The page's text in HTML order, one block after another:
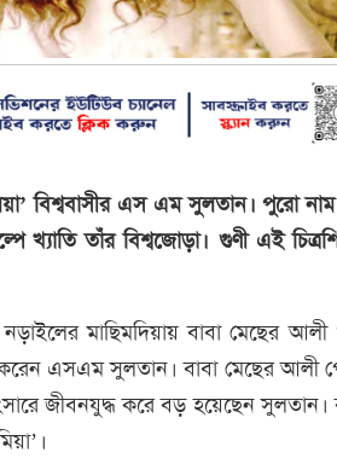
বিশ্ববাসীর এস এম সুলতান। পুরো
খ্যাতি তাঁর বিশ্বজোড়া। গুণী এই
মাছিমদিয়ায় বাবা মেছের আলী
করেন এসএম সুলতান। বাবা মেছের আলী
জীবনযুদ্ধ করে বড় হয়েছেন সুলতান।